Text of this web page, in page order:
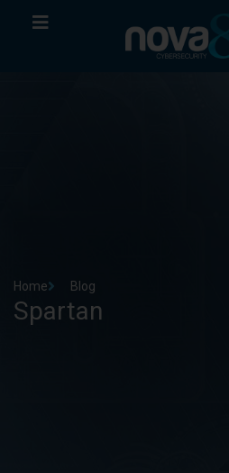
Home Blog
Spartan